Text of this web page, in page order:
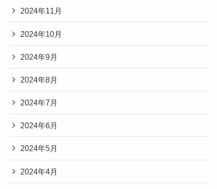
2024年11月
2024年10月
2024年9月
2024年8月
2024年7月
2024年6月
2024年5月
2024年4月